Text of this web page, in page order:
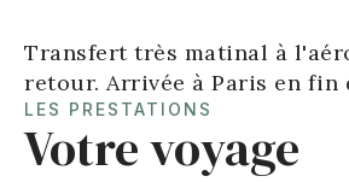
Transfert très matinal à
retour. Arrivée à Paris en fin
LES PRESTATIONS
Votre voyage